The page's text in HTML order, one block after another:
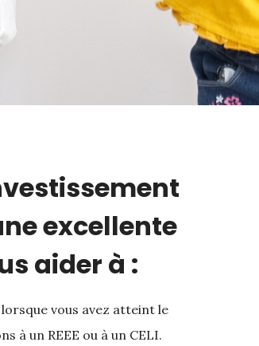
excellente
aider à :
vous avez atteint le
à un REEE ou à un CELI.